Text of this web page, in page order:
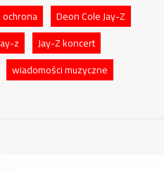
Deon Cole Jay-Z
z
Jay-Z koncert
wiadomości muzyczne